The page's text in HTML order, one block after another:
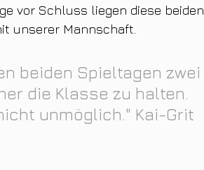
vor Schluss liegen diese beiden
unserer Mannschaft.
beiden Spieltagen zwei
die Klasse zu halten.
unmöglich." Kai-Grit